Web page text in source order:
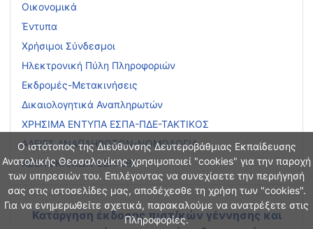
Ο ιστότοπος της Διεύθυνσης Δευτεροβάθμιας Εκπαίδευσης
Ανατολικής Θεσσαλονίκης χρησιμοποιεί "cookies" για την παροχή
των υπηρεσιών του. Επιλέγοντας να συνεχίσετε την περιήγησή
σας στις ιστοσελίδες μας, αποδέχεσθε τη χρήση των "cookies".
Για να ενημερωθείτε σχετικά, παρακαλούμε να ανατρέξετε στις
Πληροφορίες.
Οικονομικά
Έντυπα
Χρήσιμοι Σύνδεσμοι
Ηλεκτρονική Πύλη Πληροφοριών
Εκδρομές-Μετακινήσεις
Δικαιολογητικά Αναπληρωτών
ΧΡΗΣΙΜΑ ΕΝΤΥΠΑ ΕΣΠΑ-ΠΔΕ-ΤΑΚΤΙΚΟΣ
ΑΔΕΙΕΣ ΑΝΑΠΛΗΡΩΤΩΝ-ΝΟΜΟΛΟΓΙΑ
ΑΣΕΠ ΕΚΠ/ΚΩΝ-ΕΕΠ-ΕΒΠ
Κατάργηση έκδοσης πιστ/κών γέννησης και